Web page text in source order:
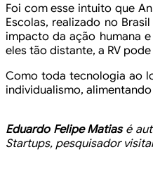
Foi com esse intuito que
Escolas, realizado no
impacto da ação humana
eles tão distante, a RV
Como toda tecnologia ao
individualismo,
EduardoFelipe Matiasé
Startups, pesquisador